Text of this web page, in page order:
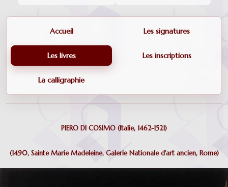
Accueil Les signatures
Les livres Les inscriptions
La calligraphie
PIERO DI COSIMO (Italie, 1462-1521)
(1490, Sainte Marie Madeleine, Galerie Nationale d'art ancien, Rome)